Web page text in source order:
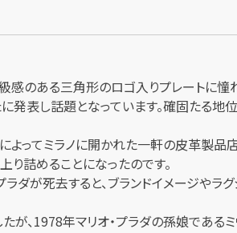
級感のある三角形のロゴ入りプレート
発表し話題となっています。確固た
よってミラノに開かれた一軒の皮革製
詰めることになったのです。
ダが死去すると、ブランドイメージや
、1978年マリオ・プラダの孫娘である